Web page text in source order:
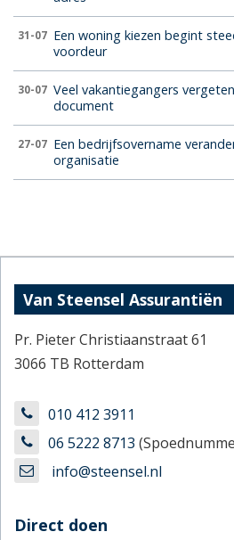
31-07 Een woning kiezen begint
voordeur
30-07 Veel vakantiegangers
document
27-07 Een bedrijfsovername
organisatie
Van Steensel Assurantiën
Pr. Pieter Christiaanstraat 61
3066 TB Rotterdam
010 412 3911
06 5222 8713
info@steensel.nl
Direct doen